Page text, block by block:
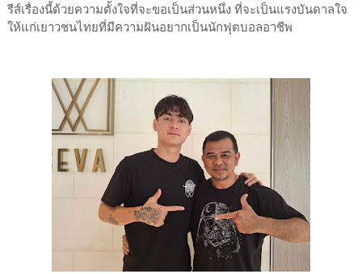
รีส์เรื่องนี้ด้วยความตั้งใจที่จะขอเป็นส่วนหนึ่ง ที่จะเป็นแรงบันดาลใจ
ให้แก่เยาวชนไทยที่มีความฝันอยากเป็นนักฟุตบอลอาชีพ